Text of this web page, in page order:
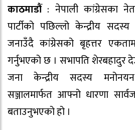
काठमाडौं: नेपाली कांग्रेसका
पार्टीको पछिल्लो केन्द्रीय सदस्य
जनाउँदै कांग्रेसको बृहत्तर
गर्नुभएको छ । सभापति शेरबहादुर
जना केन्द्रीय सदस्य
सञ्जालमार्फत आफ्नो धारणा
बताउनुभएको हो ।